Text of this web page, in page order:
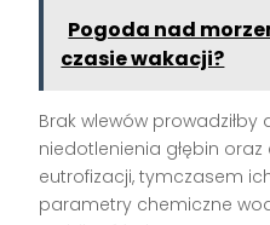
Pogoda nad
czasie wakacji?
Brak wlewów prowadziłby
niedotlenienia głębin
eutrofizacji, tymczasem
parametry chemiczne